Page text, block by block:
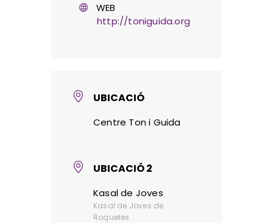
WEB
http://toniguida.org
UBICACIÓ
Centre Ton i Guida
UBICACIÓ 2
Kasal de Joves
Kasal de Joves de
Roquetes